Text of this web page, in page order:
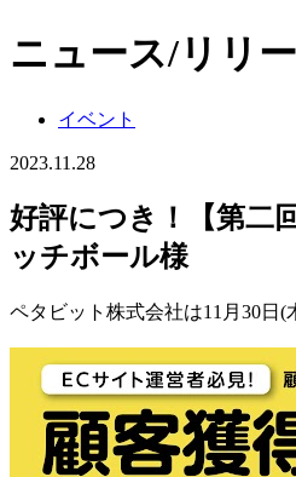
ニュース/リリ
イベント
2023.11.28
好評につき！【第二
ッチボール様
ペタビット株式会社は11月30日